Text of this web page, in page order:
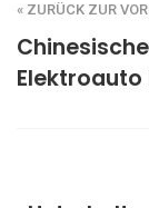
« ZURÜCK ZUR